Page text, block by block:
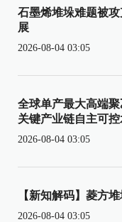
石墨烯堆垛难题被
展
2026-08-04 03:05
全球单产最大高端
关键产业链自主可
2026-08-04 03:05
【新知解码】菱方
2026-08-04 03:05